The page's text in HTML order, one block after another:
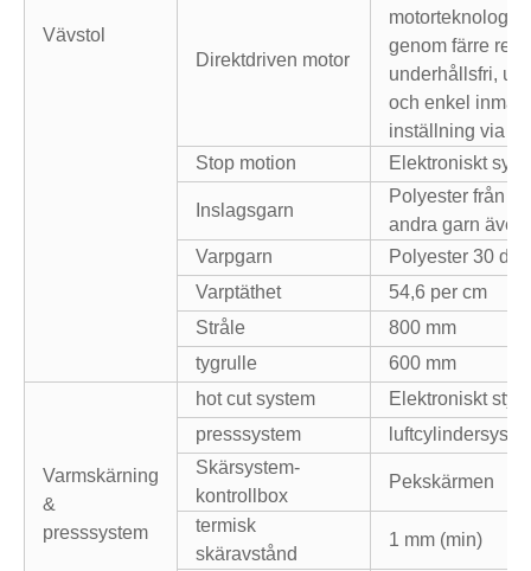
Vävstol
Direktdriven motor
motorteknologi,
genom färre
underhållsfri,
och enkel
inställning via
Stop motion
Elektroniskt
Inslagsgarn
Polyester från
andra garn
Varpgarn
Polyester 30
Varptäthet
54,6 per cm
Stråle
800 mm
tygrulle
600 mm
Varmskärning
&
presssystem
hot cut system
Elektroniskt
presssystem
Skärsystem-
kontrollbox
Pekskärmen
termisk
skäravstånd
1 mm (min)